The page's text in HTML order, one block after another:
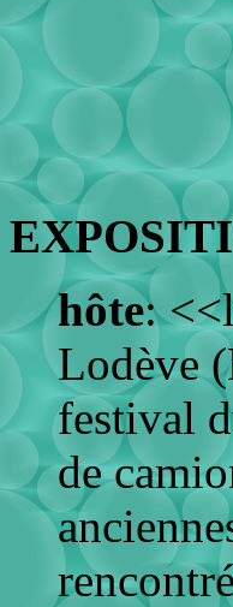
hôte:
Lodève
festival
de